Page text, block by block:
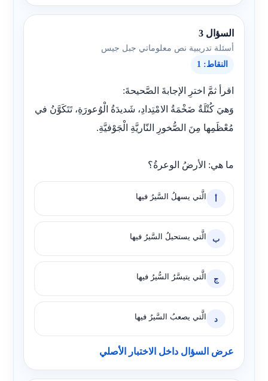
السؤال 3
أسئلة تدريبية نص معلوماتي جبل جيس
النقاط: 1
اقرأ ثمَّ اخترِ الإجابةَ الصَّحيحةَ:
وَهيَ كُتْلَةٌ ضَخْمَةُ الامْتِدادِ، شَديدَةُ الْوُعورَةِ، تَتَكَوَّنُ في
مُعْظَمِها مِنَ الصُّخورِ النّاريَّةِ الْجَوْفيَّةِ.
ما هي: الأرضُ الوعرةُ؟
أ الَّتي يسهلُ السَّيرُ فيها
ب الَّتي يستحيلُ السَّيرُ فيها
ج الَّتي يتيسَّرُ السُّيرُ فيها
د الَّتي يصعبُ السَّيرُ فيها
عرض السؤال داخل الاختبار الأصلي